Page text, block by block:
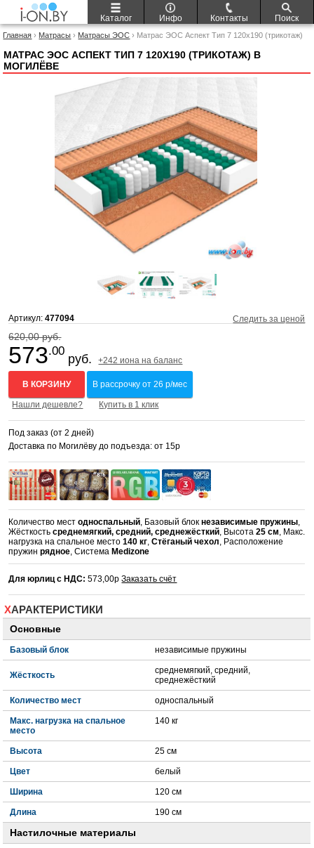
Каталог Инфо Контакты Поиск
Главная › Матрасы › Матрасы ЭОС › Матрас ЭОС Аспект Тип 7 120x190 (трикотаж)
МАТРАС ЭОС АСПЕКТ ТИП 7 120X190 (ТРИКОТАЖ) В
МОГИЛЁВЕ
Артикул:477094 Следить за ценой
620,00 руб.
573.00
руб. +242 иона на баланс
В КОРЗИНУ В рассрочку от 26 р/мес
Нашли дешевле? Купить в 1 клик
Под заказ (от 2 дней)
Доставка по Могилёву до подъезда: от 15р
Количество местодноспальный, Базовый блокнезависимые пружины,
Жёсткостьсреднемягкий, средний, среднежёсткий, Высота25 см, Макс.
нагрузка на спальное место140 кг,Стёганый чехол, Расположение
пружинрядное, Система Medizone
Для юрлиц с НДС: 573,00рЗаказать счёт
ХАРАКТЕРИСТИКИ
Основные
Базовый блок независимые пружины
Жёсткость
среднемягкий, средний,
среднежёсткий
Количество мест односпальный
Макс. нагрузка на спальное
место
140 кг
Высота 25 см
Цвет белый
Ширина 120 см
Длина 190 см
Настилочные материалы